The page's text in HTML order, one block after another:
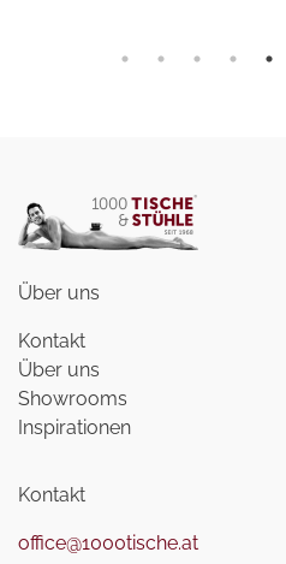
Über uns
Kontakt
Über uns
Showrooms
Inspirationen
Kontakt
office@1000tische.at